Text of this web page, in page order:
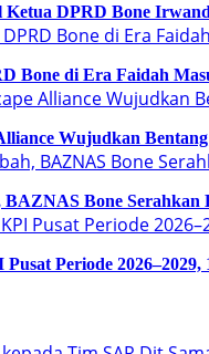
Ketua DPRD Bone
Bone di Era Faidah
Wujudkan
Bone
Periode